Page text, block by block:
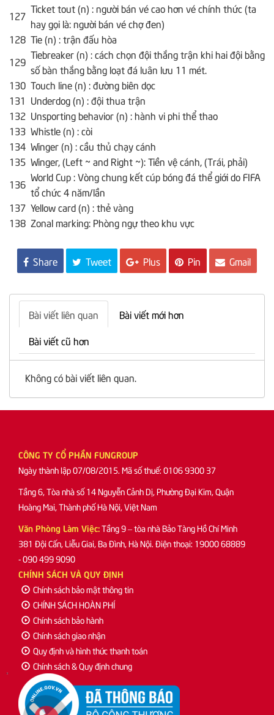
127
Ticket tout (n) : người bán vé cao hơn vé chính thức (ta
hay gọi là: người bán vé chợ đen)
128 Tie (n) : trận đấu hòa
129
Tiebreaker (n) : cách chọn đội thắng trận khi hai đội bằng
số bàn thắng bằng loạt đá luân lưu 11 mét.
130 Touch line (n) : đường biên dọc
131 Underdog (n) : đội thua trận
132 Unsporting behavior (n) : hành vi phi thể thao
133 Whistle (n) : còi
134 Winger (n) : cầu thủ chạy cánh
135 Winger, (Left ~ and Right ~): Tiền vệ cánh, (Trái, phải)
136
World Cup : Vòng chung kết cúp bóng đá thể giới do FIFA
tổ chức 4 năm/lần
137 Yellow card (n) : thẻ vàng
138 Zonal marking: Phòng ngự theo khu vực
Share Tweet Plus Pin Gmail
Bài viết liên quan
Bài viết mới hơn
Bài viết cũ hơn
Không có bài viết liên quan.
CÔNG TY CỔ PHẦN FUNGROUP
Ngày thành lập 07/08/2015. Mã số thuế: 0106 9300 37
Tầng 6, Tòa nhà số 14 Nguyễn Cảnh Dị, Phường Đại Kim, Quận
Hoàng Mai, Thành phố Hà Nội, Việt Nam
Văn Phòng Làm Việc:Tầng 9 – tòa nhà Bảo Tàng Hồ Chí Minh
381 Đội Cấn, Liễu Giai, Ba Đình, Hà Nội. Điện thoại: 19000 68889
- 090 499 9090
CHÍNH SÁCH VÀ QUY ĐỊNH
Chính sách bảo mật thông tin
CHÍNH SÁCH HOÀN PHÍ
Chính sách bảo hành
Chính sách giao nhận
Quy định và hình thức thanh toán
Chính sách & Quy định chung